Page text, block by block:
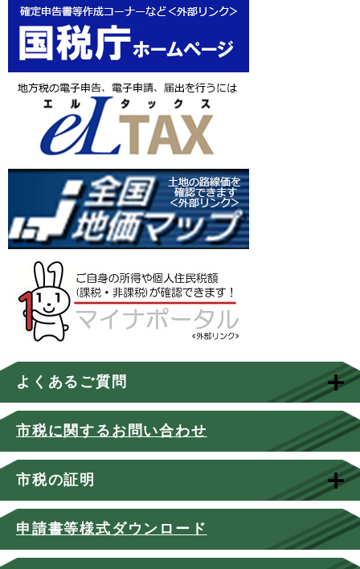
よくあるご質問
市税に関するお問い合わせ
市税の証明
申請書等様式ダウンロード